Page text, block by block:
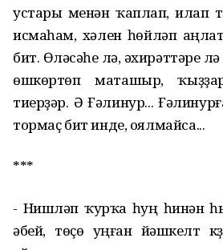
устары менән ҡаплап, илап
исмаһам, хәлен һөйләп
бит. Өләсәһе лә, әхирәттәре
өшкөртөп маташыр,
тиерҙәр. Ә Ғәлинур...
тормаҫ бит инде, оялмайса...
***
- Нишләп ҡурҡа һуң һинән
әбей, төҫө уңған йәшкелт